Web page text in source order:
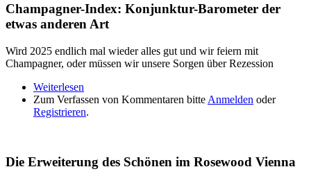
Champagner-Index: Konjunktur-Barometer der
etwas anderen Art
Wird 2025 endlich mal wieder alles gut und wir feiern mit
Champagner, oder müssen wir unsere Sorgen über Rezession
Weiterlesen
der etwas anderen Art
Zum Verfassen von Kommentaren bitte Anmelden oder
Registrieren.
Die Erweiterung des Schönen im Rosewood Vienna